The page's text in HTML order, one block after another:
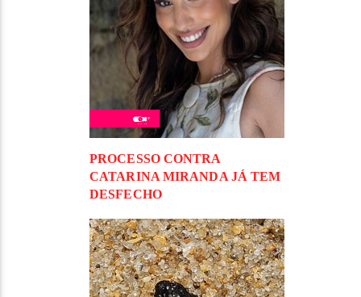
PROCESSO CONTRA
CATARINA MIRANDA JÁ TEM
DESFECHO